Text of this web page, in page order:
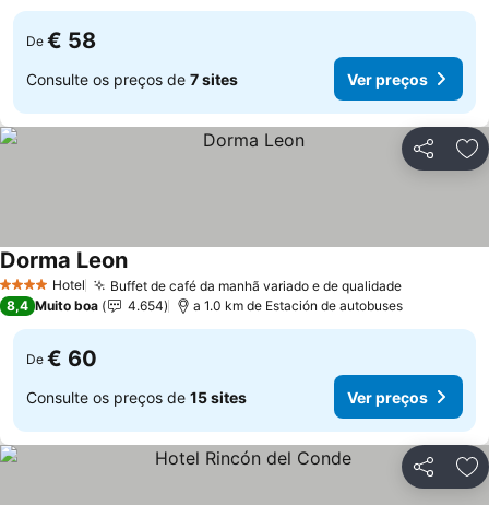
De € 58
Consulte os preços de 7 sites Ver preços
Partilhar
4 EstrelasHotel Buffet de café da manhã variado e de qualidadeVer preços
Dorma LeonVer preços
8,4 Muito boa 4.654 a 1.0 km de Estación de autobuses
De € 60
Consulte os preços de 15 sites Ver preços
Partilhar